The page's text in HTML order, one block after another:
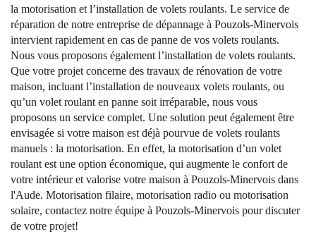
la motorisation et l’installation de volets roulants. Le service de
réparation de notre entreprise de dépannage à Pouzols-Minervois
intervient rapidement en cas de panne de vos volets roulants.
Nous vous proposons également l’installation de volets roulants.
Que votre projet concerne des travaux de rénovation de votre
maison, incluant l’installation de nouveaux volets roulants, ou
qu’un volet roulant en panne soit irréparable, nous vous
proposons un service complet. Une solution peut également être
envisagée si votre maison est déjà pourvue de volets roulants
manuels : la motorisation. En effet, la motorisation d’un volet
roulant est une option économique, qui augmente le confort de
votre intérieur et valorise votre maison à Pouzols-Minervois dans
l'Aude. Motorisation filaire, motorisation radio ou motorisation
solaire, contactez notre équipe à Pouzols-Minervois pour discuter
de votre projet!